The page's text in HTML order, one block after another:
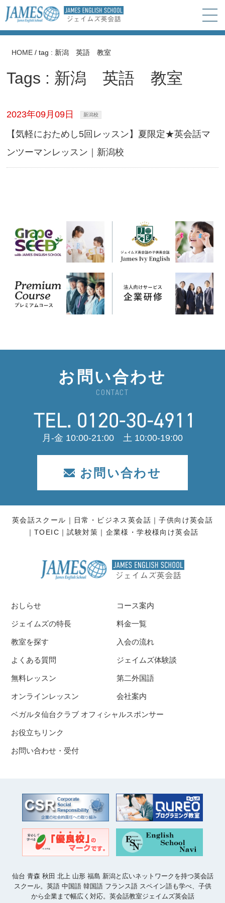
HOME /tag : 新潟 英語 教室
Tags : 新潟 英語 教室
2023年09月09日 新潟校
【気軽におためし5回レッスン】夏限定★英会話マ
ンツーマンレッスン｜新潟校
お問い合わせ
CONTACT
月-金 10:00-21:00 土 10:00-19:00
お問い合わせ
英会話スクール 日常・ビジネス英会話
子供向け英会話
TOEIC
試験対策 企業様・学校様向け英会話
おしらせ
ジェイムズの特長
教室を探す
コース案内
料金一覧
入会の流れ
よくある質問
無料レッスン
オンラインレッスン
ジェイムズ体験談
第二外国語
会社案内
ベガルタ仙台クラブ オフィシャルスポンサー
お役立ちリンク
お問い合わせ・受付
仙台 青森 秋田 北上 山形 福島 新潟と広いネットワークを持つ英会話
スクール。英語 中国語 韓国語 フランス語 スペイン語も学べ、子供
から企業まで幅広く対応。英会話教室ジェイムズ英会話